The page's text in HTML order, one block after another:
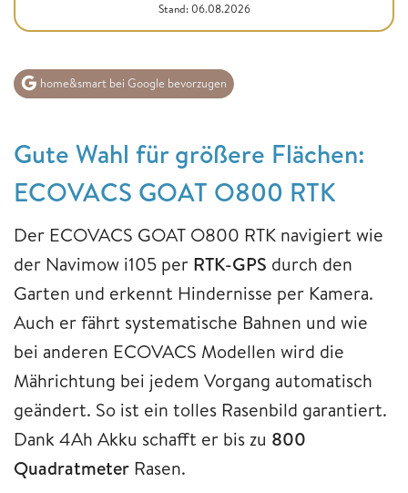
Stand: 06.08.2026
home&smart bei Google bevorzugen
Gute Wahl für größere Flächen:
ECOVACS GOAT O800 RTK
Der ECOVACS GOAT O800 RTK navigiert wie
der Navimow i105 per RTK-GPS durch den
Garten und erkennt Hindernisse per Kamera.
Auch er fährt systematische Bahnen und wie
bei anderen ECOVACS Modellen wird die
Mährichtung bei jedem Vorgang automatisch
geändert. So ist ein tolles Rasenbild garantiert.
Dank 4Ah Akku schafft er bis zu 800
Quadratmeter Rasen.